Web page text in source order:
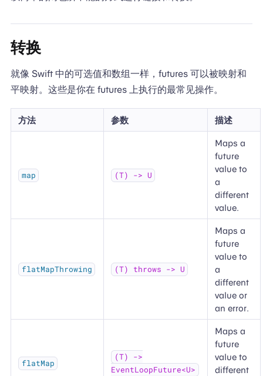
转换
就像 Swift 中的可选值和数组一样，futures 可以被映射和
平映射。这些是你在 futures 上执行的最常见操作。
方法 参数 描述
map (T) -> U
Maps a
future
value to
a
different
value.
flatMapThrowing (T) throws -> U
Maps a
future
value to
a
different
value or
an error.
flatMap
(T) ->
EventLoopFuture<U>
Maps a
future
value to
different